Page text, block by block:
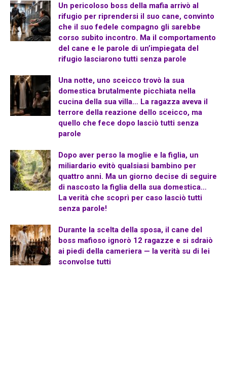
Un pericoloso boss della mafia arrivò al
rifugio per riprendersi il suo cane, convinto
che il suo fedele compagno gli sarebbe
corso subito incontro. Ma il comportamento
del cane e le parole di un’impiegata del
rifugio lasciarono tutti senza parole
Una notte, uno sceicco trovò la sua
domestica brutalmente picchiata nella
cucina della sua villa… La ragazza aveva il
terrore della reazione dello sceicco, ma
quello che fece dopo lasciò tutti senza
parole
Dopo aver perso la moglie e la figlia, un
miliardario evitò qualsiasi bambino per
quattro anni. Ma un giorno decise di seguire
di nascosto la figlia della sua domestica…
La verità che scoprì per caso lasciò tutti
senza parole!
Durante la scelta della sposa, il cane del
boss mafioso ignorò 12 ragazze e si sdraiò
ai piedi della cameriera — la verità su di lei
sconvolse tutti